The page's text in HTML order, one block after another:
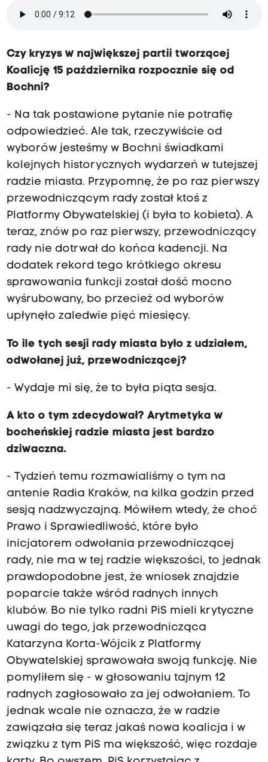
Czy kryzys w największej partii tworzącej
Koalicję 15 października rozpocznie się od
Bochni?
- Na tak postawione pytanie nie potrafię
odpowiedzieć. Ale tak, rzeczywiście od
wyborów jesteśmy w Bochni świadkami
kolejnych historycznych wydarzeń w tutejszej
radzie miasta. Przypomnę, że po raz pierwszy
przewodniczącym rady został ktoś z
Platformy Obywatelskiej (i była to kobieta). A
teraz, znów po raz pierwszy, przewodniczący
rady nie dotrwał do końca kadencji. Na
dodatek rekord tego krótkiego okresu
sprawowania funkcji został dość mocno
wyśrubowany, bo przecież od wyborów
upłynęło zaledwie pięć miesięcy.
To ile tych sesji rady miasta było z udziałem,
odwołanej już, przewodniczącej?
- Wydaje mi się, że to była piąta sesja.
A kto o tym zdecydował? Arytmetyka w
bocheńskiej radzie miasta jest bardzo
dziwaczna.
- Tydzień temu rozmawialiśmy o tym na
antenie Radia Kraków, na kilka godzin przed
sesją nadzwyczajną. Mówiłem wtedy, że choć
Prawo i Sprawiedliwość, które było
inicjatorem odwołania przewodniczącej
rady, nie ma w tej radzie większości, to jednak
prawdopodobne jest, że wniosek znajdzie
poparcie także wśród radnych innych
klubów. Bo nie tylko radni PiS mieli krytyczne
uwagi do tego, jak przewodnicząca
Katarzyna Korta-Wójcik z Platformy
Obywatelskiej sprawowała swoją funkcję. Nie
pomyliłem się - w głosowaniu tajnym 12
radnych zagłosowało za jej odwołaniem. To
jednak wcale nie oznacza, że w radzie
zawiązała się teraz jakaś nowa koalicja i w
związku z tym PiS ma większość, więc rozdaje